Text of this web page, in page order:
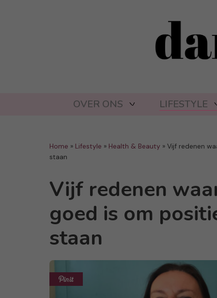
OVER ONS LIFESTYLE
Home » Lifestyle » Health & Beauty » Vijf redenen
staan
Vijf redenen
goed is om
staan